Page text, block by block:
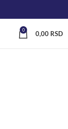
0 0,00 RSD